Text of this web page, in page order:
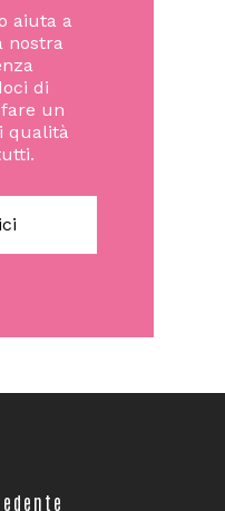
aiuta a
nostra
di
un
qualità